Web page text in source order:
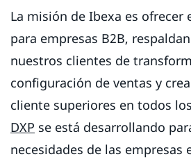
La misión de Ibexa es ofrecer
para empresas B2B,
nuestros clientes de
configuración de ventas y
cliente superiores en todos
DXP se está desarrollando
necesidades de las empresas